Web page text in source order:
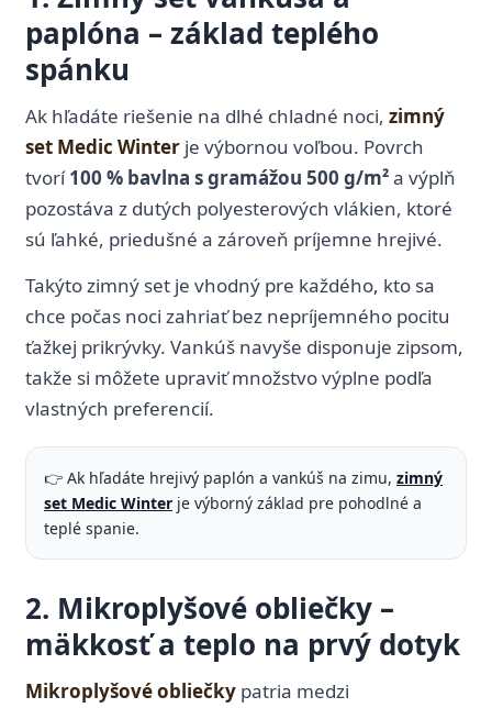
paplóna – základ teplého
spánku
Ak hľadáte riešenie na dlhé chladné noci, zimný
set Medic Winter je výbornou voľbou. Povrch
tvorí100 % bavlna s gramážou 500 g/m²a výplň
pozostáva z dutých polyesterových vlákien, ktoré
sú ľahké, priedušné a zároveň príjemne hrejivé.
Takýto zimný set je vhodný pre každého, kto sa
chce počas noci zahriať bez nepríjemného pocitu
ťažkej prikrývky. Vankúš navyše disponuje zipsom,
takže si môžete upraviť množstvo výplne podľa
vlastných preferencií.
👉 Ak hľadáte hrejivý paplón a vankúš na zimu, zimný
set Medic Winter je výborný základ pre pohodlné a
teplé spanie.
2. Mikroplyšové obliečky –
mäkkosť a teplo na prvý dotyk
Mikroplyšové obliečky patria medzi